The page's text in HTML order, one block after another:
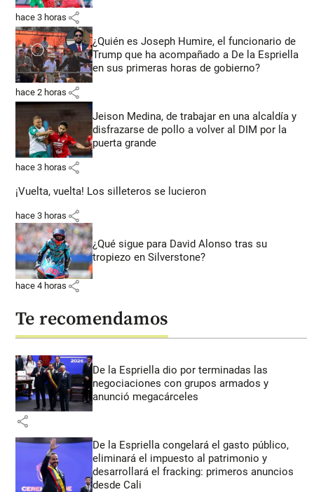
hace 3 horas share
¿Quién es Joseph Humire, el funcionario de
Trump que ha acompañado a De la Espriella
en sus primeras horas de gobierno?
hace 2 horas share
Jeison Medina, de trabajar en una alcaldía y
disfrazarse de pollo a volver al DIM por la
puerta grande
hace 3 horas share
¡Vuelta, vuelta! Los silleteros se lucieron
hace 3 horas share
¿Qué sigue para David Alonso tras su
tropiezo en Silverstone?
hace 4 horas share
Te recomendamos
De la Espriella dio por terminadas las
negociaciones con grupos armados y
anunció megacárceles
share
De la Espriella congelará el gasto público,
eliminará el impuesto al patrimonio y
desarrollará el fracking: primeros anuncios
desde Cali